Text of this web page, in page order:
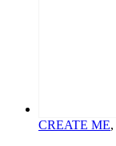
CREATE ME,